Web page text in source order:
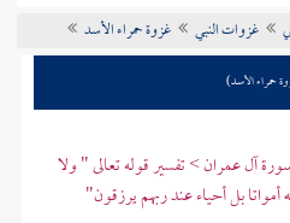
غزوات النبي غزوة حمراء الأسد
حمراء الأسد)
آل عمران > تفسير قوله تعالى " ولا
أمواتا بل أحياء عند ربهم يرزقون"